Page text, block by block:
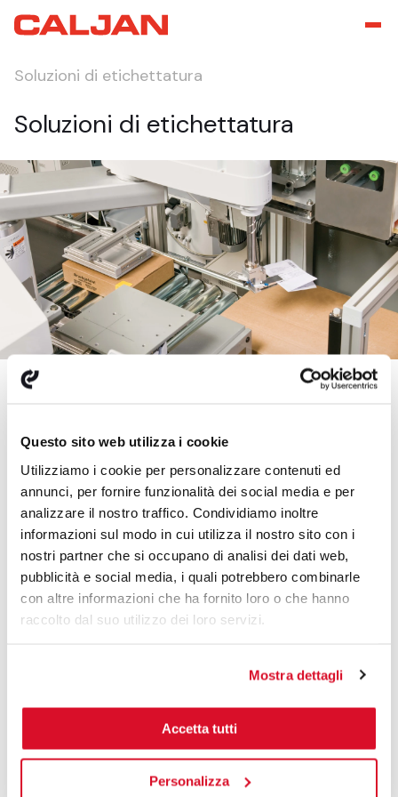
Questo sito web utilizza i cookie
Utilizziamo i cookie per personalizzare contenuti ed
annunci, per fornire funzionalità dei social media e per
analizzare il nostro traffico. Condividiamo inoltre
informazioni sul modo in cui utilizza il nostro sito con i
nostri partner che si occupano di analisi dei dati web,
pubblicità e social media, i quali potrebbero combinarle
con altre informazioni che ha fornito loro o che hanno
raccolto dal suo utilizzo dei loro servizi.
Mostra dettagli
Accetta tutti
Personalizza
Soluzioni di etichettatura
Soluzioni di etichettatura
Automatizza il flusso dei tuoi documenti, dalla
Esplora i prodotti
Contatto
info.it@caljan.com
+39 349 3542977
8361 Hasselager, DK